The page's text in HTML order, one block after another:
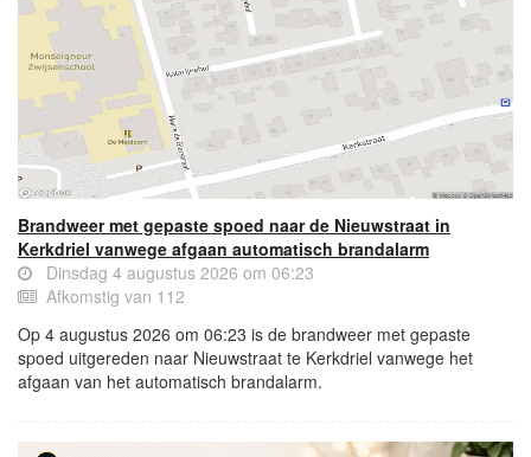
Brandweer met gepaste spoed naar de Nieuwstraat in
Kerkdriel vanwege afgaan automatisch brandalarm
Dinsdag 4 augustus 2026 om 06:23
Afkomstig van 112
Op 4 augustus 2026 om 06:23 is de brandweer met gepaste
spoed uitgereden naar Nieuwstraat te Kerkdriel vanwege het
afgaan van het automatisch brandalarm.